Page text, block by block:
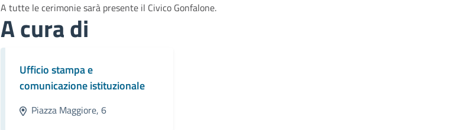
A tutte le cerimonie sarà presente il Civico Gonfalone.
A cura di
Ufficio stampa e
comunicazione istituzionale
Piazza Maggiore, 6